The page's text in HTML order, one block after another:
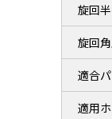
旋回
旋回
適合
適用